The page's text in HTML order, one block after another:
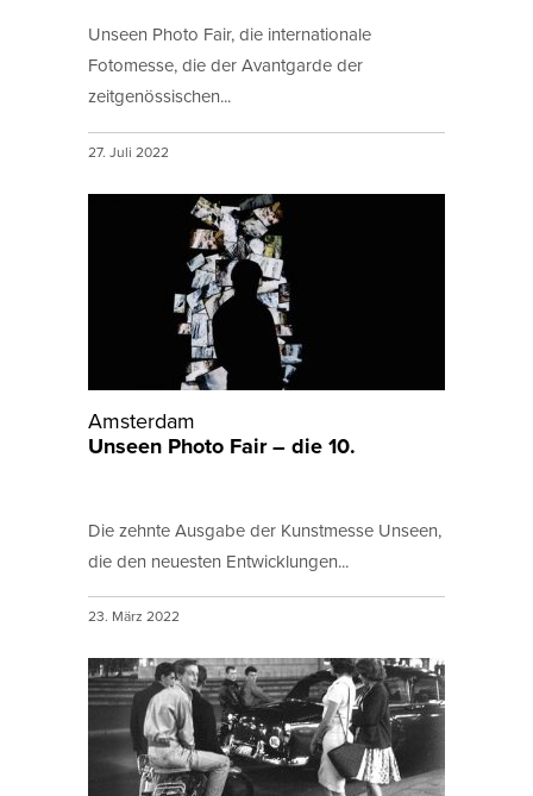
Unseen Photo Fair, die internationale
Fotomesse, die der Avantgarde der
zeitgenössischen...
27. Juli 2022
Amsterdam
Unseen Photo Fair – die 10.
Die zehnte Ausgabe der Kunstmesse Unseen,
die den neuesten Entwicklungen...
23. März 2022